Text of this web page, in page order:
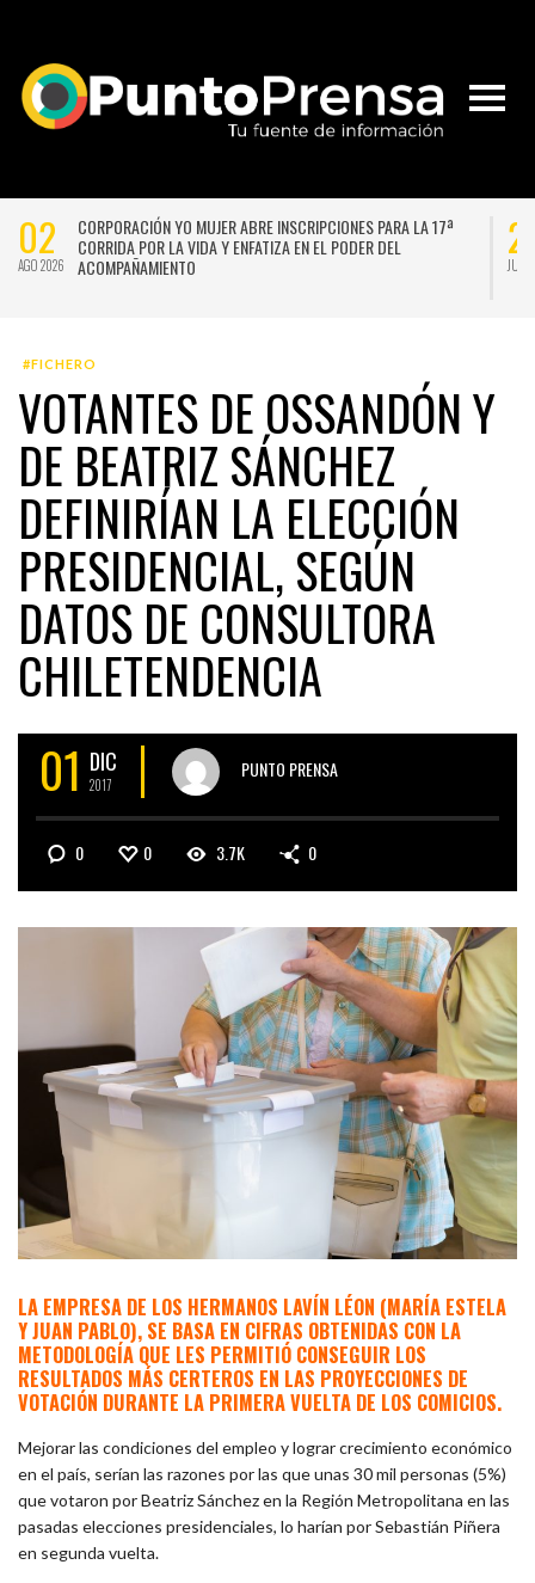
02
AGO 2026
CORPORACIÓN YO MUJER ABRE INSCRIPCIONES PARA LA 17ª
CORRIDA POR LA VIDA Y ENFATIZA EN EL PODER DEL
ACOMPAÑAMIENTO
JUL
#FICHERO
VOTANTES DE OSSANDÓN Y
DE BEATRIZ SÁNCHEZ
DEFINIRÍAN LA ELECCIÓN
PRESIDENCIAL, SEGÚN
DATOS DE CONSULTORA
CHILETENDENCIA
01 DIC
2017
PUNTO PRENSA
0 0 3.7K 0
LA EMPRESA DE LOS HERMANOS LAVÍN LÉON (MARÍA ESTELA
Y JUAN PABLO), SE BASA EN CIFRAS OBTENIDAS CON LA
METODOLOGÍA QUE LES PERMITIÓ CONSEGUIR LOS
RESULTADOS MÁS CERTEROS EN LAS PROYECCIONES DE
VOTACIÓN DURANTE LA PRIMERA VUELTA DE LOS COMICIOS.
Mejorar las condiciones del empleo y lograr crecimiento económico
en el país, serían las razones por las que unas 30 mil personas (5%)
que votaron por Beatriz Sánchez en la Región Metropolitana en las
pasadas elecciones presidenciales, lo harían por Sebastián Piñera
en segunda vuelta.